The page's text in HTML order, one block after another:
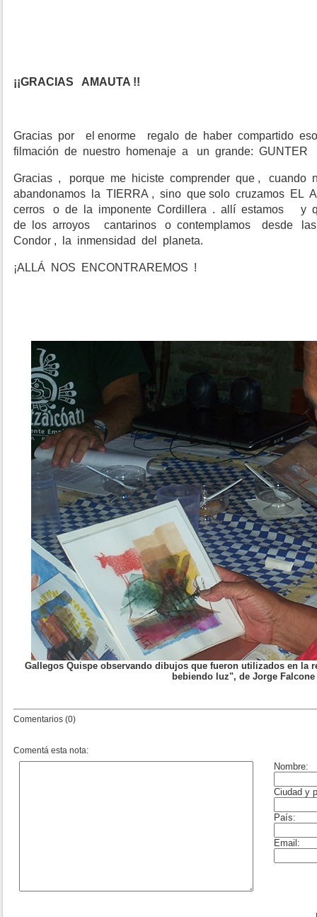
¡¡GRACIAS AMAUTA !!
Gracias por el enorme regalo de haber compartido
filmación de nuestro homenaje a un grande: GUNTER
Gracias , porque me hiciste comprender que , cuando
abandonamos la TIERRA , sino que solo cruzamos
cerros o de la imponente Cordillera . allí estamos y
de los arroyos cantarinos o contemplamos desde
Condor , la inmensidad del planeta.
¡ALLÁ NOS ENCONTRAREMOS !
Gallegos Quispe observando dibujos que fueron utilizados en la
bebiendo luz", de Jorge Falcone
Comentarios (0)
Comentá esta nota: